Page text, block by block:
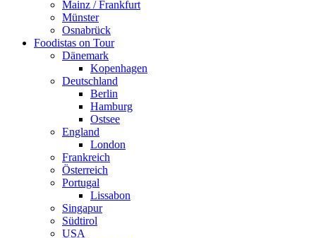
Mainz / Frankfurt
Münster
Osnabrück
Foodistas on Tour
Dänemark
Kopenhagen
Deutschland
Berlin
Hamburg
Ostsee
England
London
Frankreich
Österreich
Portugal
Lissabon
Singapur
Südtirol
USA